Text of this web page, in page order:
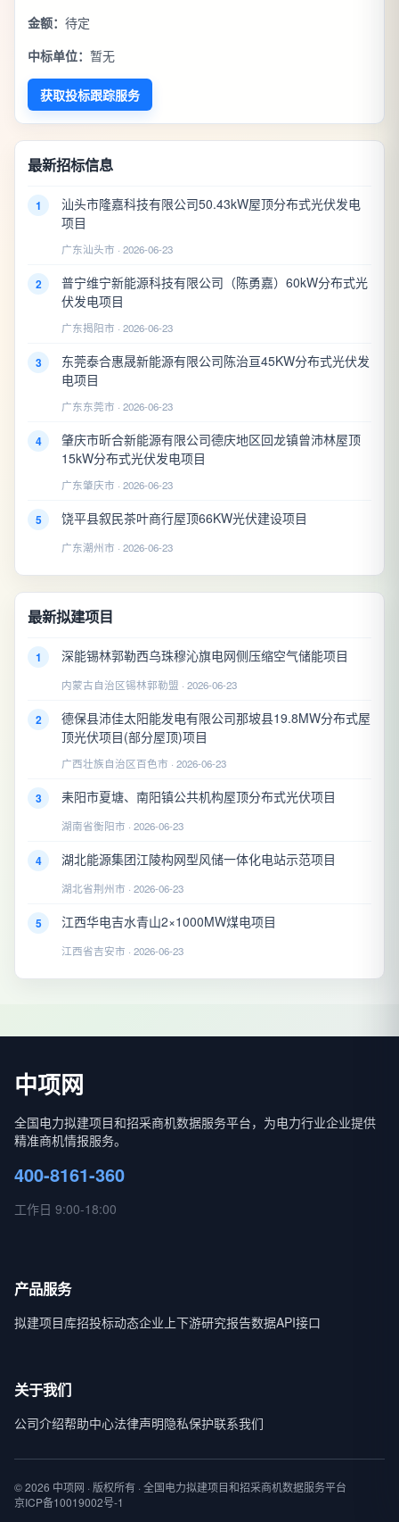
金额： 待定
中标单位： 暂无
获取投标跟踪服务
最新招标信息
1
汕头市隆嘉科技有限公司50.43kW屋顶分布式光伏发电
项目
广东汕头市 · 2026-06-23
2
普宁维宁新能源科技有限公司（陈勇嘉）60kW分布式光
伏发电项目
广东揭阳市 · 2026-06-23
3
东莞泰合惠晟新能源有限公司陈治亘45KW分布式光伏发
电项目
广东东莞市 · 2026-06-23
4
肇庆市昕合新能源有限公司德庆地区回龙镇曾沛林屋顶
15kW分布式光伏发电项目
广东肇庆市 · 2026-06-23
5 饶平县叙民茶叶商行屋顶66KW光伏建设项目
广东潮州市 · 2026-06-23
最新拟建项目
1 深能锡林郭勒西乌珠穆沁旗电网侧压缩空气储能项目
内蒙古自治区锡林郭勒盟 · 2026-06-23
2
德保县沛佳太阳能发电有限公司那坡县19.8MW分布式屋
顶光伏项目(部分屋顶)项目
广西壮族自治区百色市 · 2026-06-23
3 耒阳市夏塘、南阳镇公共机构屋顶分布式光伏项目
湖南省衡阳市 · 2026-06-23
4 湖北能源集团江陵构网型风储一体化电站示范项目
湖北省荆州市 · 2026-06-23
5 江西华电吉水青山2×1000MW煤电项目
江西省吉安市 · 2026-06-23
中项网
全国电力拟建项目和招采商机数据服务平台，为电力行业企业提供
精准商机情报服务。
400-8161-360
工作日 9:00-18:00
产品服务
拟建项目库招投标动态企业上下游研究报告数据API接口
关于我们
公司介绍帮助中心法律声明隐私保护联系我们
© 2026 中项网 · 版权所有 · 全国电力拟建项目和招采商机数据服务平台
京ICP备10019002号-1